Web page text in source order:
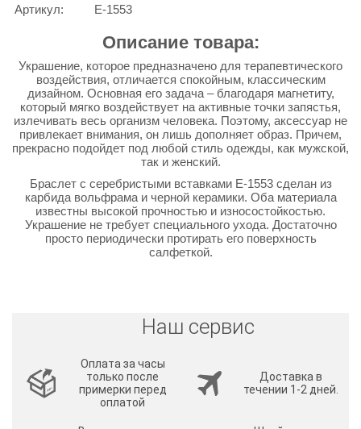
Артикул:
E-1553
Описание товара:
Украшение, которое предназначено для терапевтического
воздействия, отличается спокойным, классическим
дизайном. Основная его задача – благодаря магнетиту,
который мягко воздействует на активные точки запястья,
излечивать весь организм человека. Поэтому, аксессуар не
привлекает внимания, он лишь дополняет образ. Причем,
прекрасно подойдет под любой стиль одежды, как мужской,
так и женский.
Браслет с серебристыми вставками E-1553 сделан из
карбида вольфрама и черной керамики. Оба материала
известны высокой прочностью и износостойкостью.
Украшение не требует специального ухода. Достаточно
просто периодически протирать его поверхность
салфеткой.
Наш сервис
Оплата за часы
только после
примерки перед
оплатой
Доставка в
течении 1-2 дней.